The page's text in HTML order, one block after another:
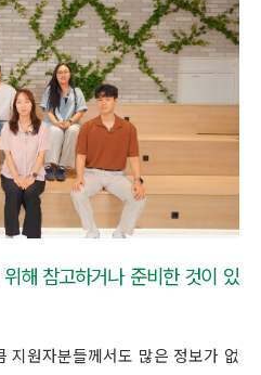
해 참고하거나 준비한 것이 있
지원자분들께서도 많은 정보가 없